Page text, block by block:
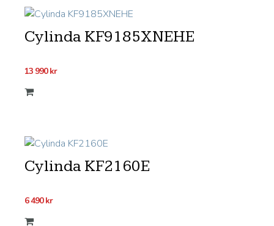
Cylinda KF9185XNEHE
13 990kr
Cylinda KF2160E
6 490kr